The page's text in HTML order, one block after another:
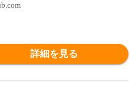
詳細を見る